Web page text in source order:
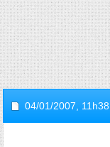
04/01/2007, 11h38